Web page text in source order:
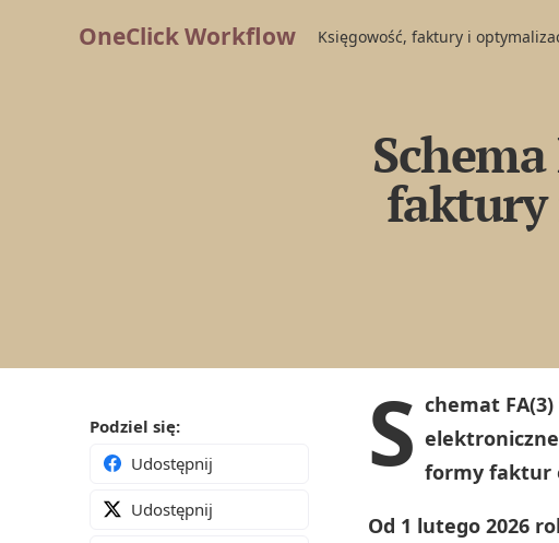
OneClick Workflow Księgowość, faktury i
faktury
Podziel się:
Udostępnij
Udostępnij
S chemat
formy faktur
Od 1 lutego 2026